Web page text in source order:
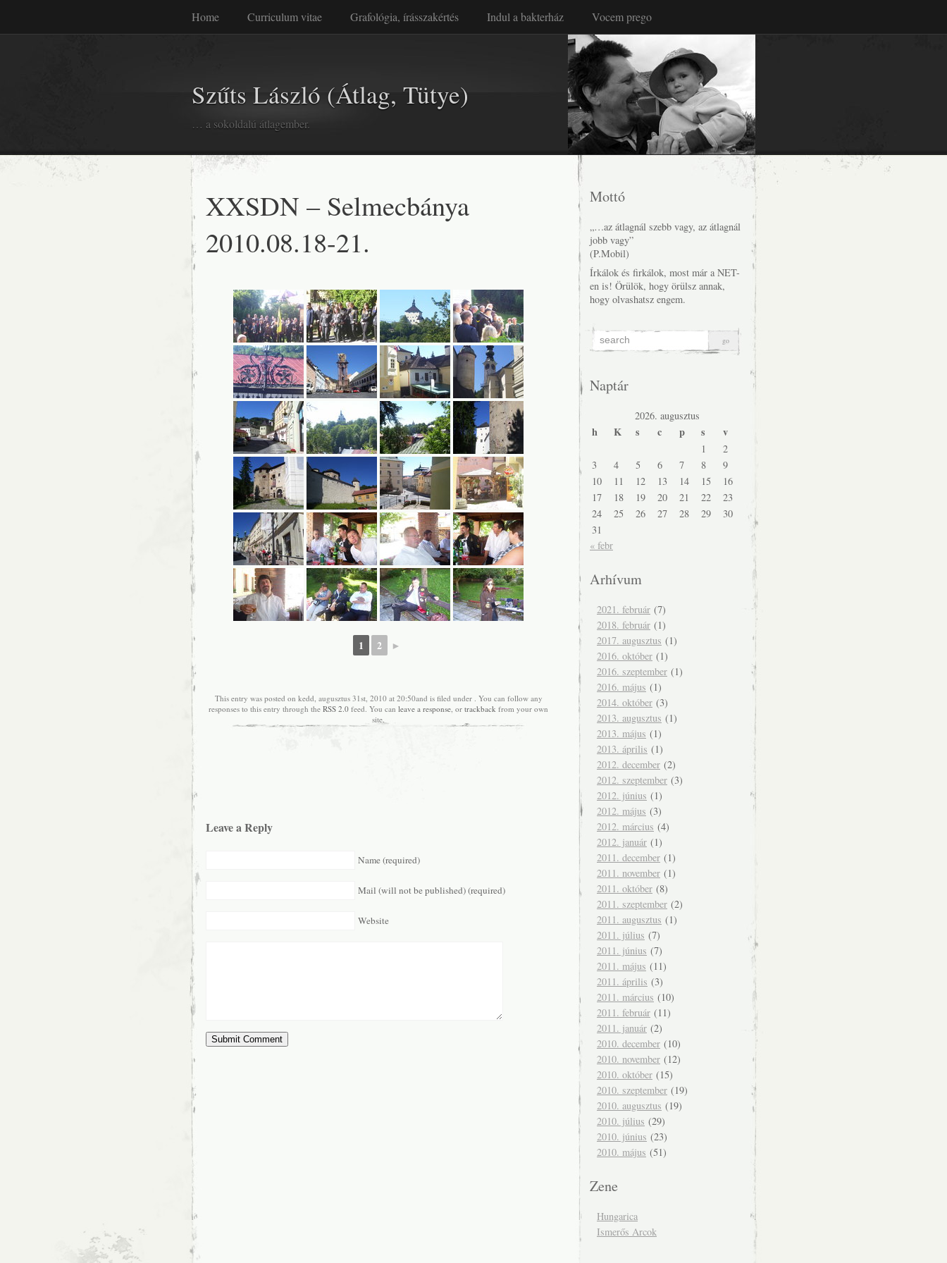
Home Curriculum vitae Grafológia, írásszakértés Indul a bakterház Vocem prego
… a sokoldalú átlagember.
Szűts László (Átlag, Tütye)
XXSDN – Selmecbánya
2010.08.18-21.
1 2 ►
This entry was posted on kedd, augusztus 31st, 2010 at 20:50and is filed under . You can follow any
responses to this entry through the RSS 2.0 feed. You can leave a response, or trackback from your own
site.
Leave a Reply
Name (required)
Mail (will not be published) (required)
Website
Mottó
„…az átlagnál szebb vagy, az átlagnál
jobb vagy”
(P.Mobil)
Írkálok és firkálok, most már a NET-
en is! Örülök, hogy örülsz annak,
hogy olvashatsz engem.
Naptár
2026. augusztus
h K s c p s v
1
2
3
4 5 6 7 8
9
10
11 12 13 14 15
16
17
18 19 20 21 22
23
24
25 26 27 28 29
30
31
« febr
Arhívum
2021. február (7)
2018. február (1)
2017. augusztus (1)
2016. október (1)
2016. szeptember (1)
2016. május (1)
2014. október (3)
2013. augusztus (1)
2013. május (1)
2013. április (1)
2012. december (2)
2012. szeptember (3)
2012. június (1)
2012. május (3)
2012. március (4)
2012. január (1)
2011. december (1)
2011. november (1)
2011. október (8)
2011. szeptember (2)
2011. augusztus (1)
2011. július (7)
2011. június (7)
2011. május (11)
2011. április (3)
2011. március (10)
2011. február (11)
2011. január (2)
2010. december (10)
2010. november (12)
2010. október (15)
2010. szeptember (19)
2010. augusztus (19)
2010. július (29)
2010. június (23)
2010. május (51)
Zene
Hungarica
Ismerős Arcok